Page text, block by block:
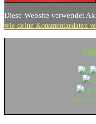
Diese Website verwendet
wie deine Kommentardaten
Powered